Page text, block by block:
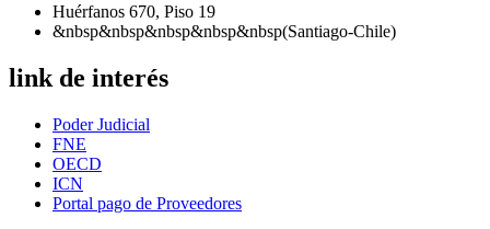
Huérfanos 670, Piso 19
&nbsp&nbsp&nbsp&nbsp&nbsp(Santiago-Chile)
link de interés
Poder Judicial
FNE
OECD
ICN
Portal pago de Proveedores